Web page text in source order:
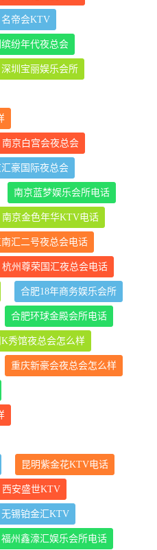
名帝会KTV
纷年代夜总会
深圳宝丽娱乐会所
南京白宫会夜总会
豪国际夜总会
南京蓝梦娱乐会所电话
南京金色年华KTV电话
汇二号夜总会电话
杭州尊荣国汇夜总会电话
合肥18年商务娱乐会所
合肥环球金殿会所电话
秀馆夜总会怎么样
重庆新豪会夜总会怎么样
昆明紫金花KTV电话
西安盛世KTV
无锡铂金汇KTV
福州鑫濠汇娱乐会所电话